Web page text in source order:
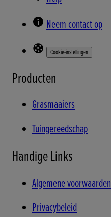
Neem contact op
Cookie-instellingen
Producten
Grasmaaiers
Tuingereedschap
Handige Links
Algemene voorwaarden
Privacybeleid